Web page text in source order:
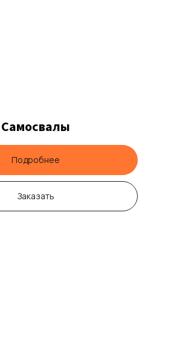
Самосвалы
Подробнее
Заказать